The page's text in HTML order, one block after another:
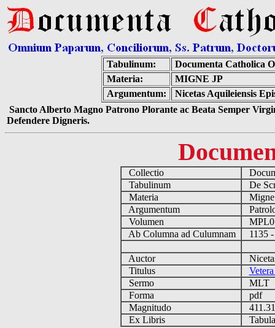
Tabulinum:
Documenta Catholica
Materia:
MIGNE JP
Argumentum:
Nicetas Aquileiensis
Sancto Alberto Magno Patrono Plorante ac Beata Semper
Defendere Digneris.
Collectio
Tabulinum
De
Materia
Argumentum
Volumen
Ab Columna ad Culumnam
1135
Auctor
Titulus
Sermo
MLT
Forma
pdf
Magnitudo
Ex Libris